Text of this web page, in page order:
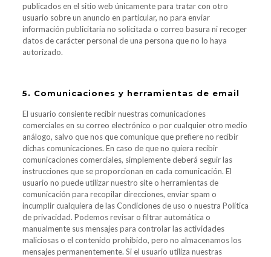
publicados en el sitio web únicamente para tratar con otro
usuario sobre un anuncio en particular, no para enviar
información publicitaria no solicitada o correo basura ni recoger
datos de carácter personal de una persona que no lo haya
autorizado.
5. Comunicaciones y herramientas de email
El usuario consiente recibir nuestras comunicaciones
comerciales en su correo electrónico o por cualquier otro medio
análogo, salvo que nos que comunique que prefiere no recibir
dichas comunicaciones. En caso de que no quiera recibir
comunicaciones comerciales, simplemente deberá seguir las
instrucciones que se proporcionan en cada comunicación. El
usuario no puede utilizar nuestro site o herramientas de
comunicación para recopilar direcciones, enviar spam o
incumplir cualquiera de las Condiciones de uso o nuestra Política
de privacidad. Podemos revisar o filtrar automática o
manualmente sus mensajes para controlar las actividades
maliciosas o el contenido prohibido, pero no almacenamos los
mensajes permanentemente. Si el usuario utiliza nuestras